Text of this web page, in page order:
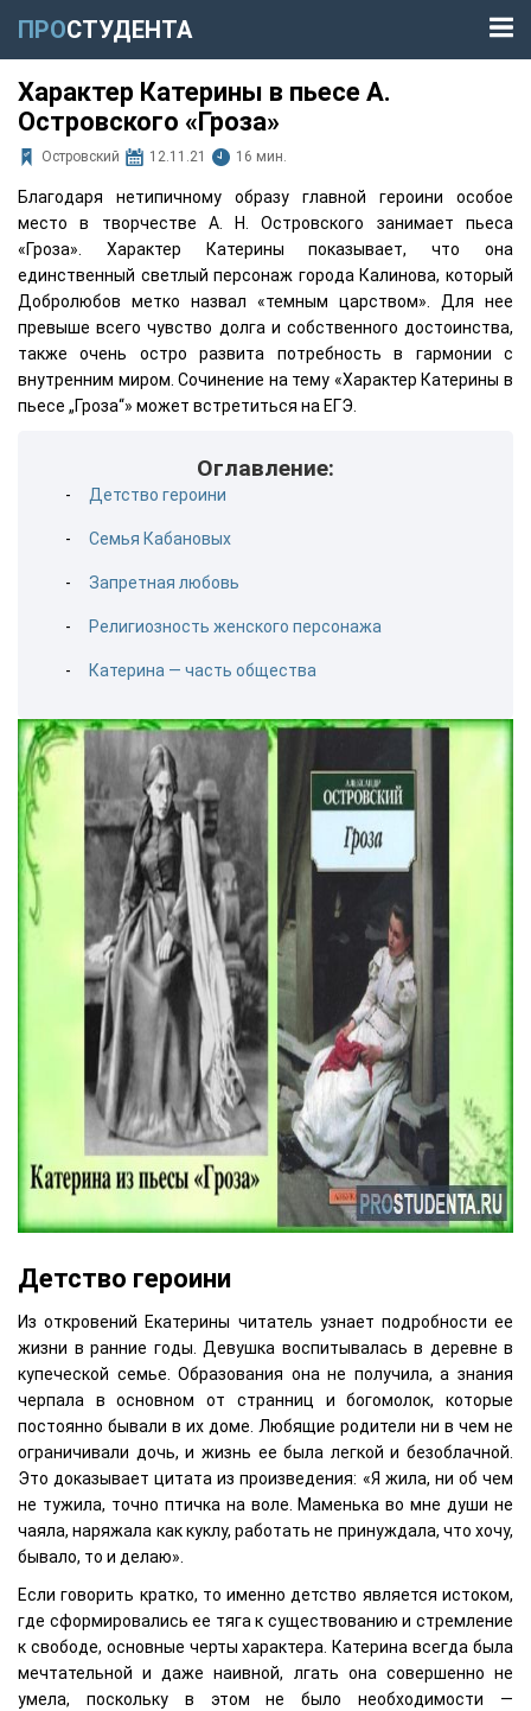
ПРОСТУДЕНТА
Характер Катерины в пьесе А.
Островского «Гроза»
Островский 12.11.21 16 мин.
Благодаря нетипичному образу главной героини особое
место в творчестве А. Н. Островского занимает пьеса
«Гроза». Характер Катерины показывает, что она
единственный светлый персонаж города Калинова, который
Добролюбов метко назвал «темным царством». Для нее
превыше всего чувство долга и собственного достоинства,
также очень остро развита потребность в гармонии с
внутренним миром. Сочинение на тему «Характер Катерины в
пьесе „Гроза“» может встретиться на ЕГЭ.
Оглавление:
Детство героини
Семья Кабановых
Запретная любовь
Религиозность женского персонажа
Катерина — часть общества
Детство героини
Из откровений Екатерины читатель узнает подробности ее
жизни в ранние годы. Девушка воспитывалась в деревне в
купеческой семье. Образования она не получила, а знания
черпала в основном от странниц и богомолок, которые
постоянно бывали в их доме. Любящие родители ни в чем не
ограничивали дочь, и жизнь ее была легкой и безоблачной.
Это доказывает цитата из произведения: «Я жила, ни об чем
не тужила, точно птичка на воле. Маменька во мне души не
чаяла, наряжала как куклу, работать не принуждала, что хочу,
бывало, то и делаю».
Если говорить кратко, то именно детство является истоком,
где сформировались ее тяга к существованию и стремление
к свободе, основные черты характера. Катерина всегда была
мечтательной и даже наивной, лгать она совершенно не
умела, поскольку в этом не было необходимости —